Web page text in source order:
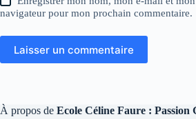
navigateur pour mon prochain commentaire.
Laisser un commentaire
À propos de Ecole Céline Faure : Passion